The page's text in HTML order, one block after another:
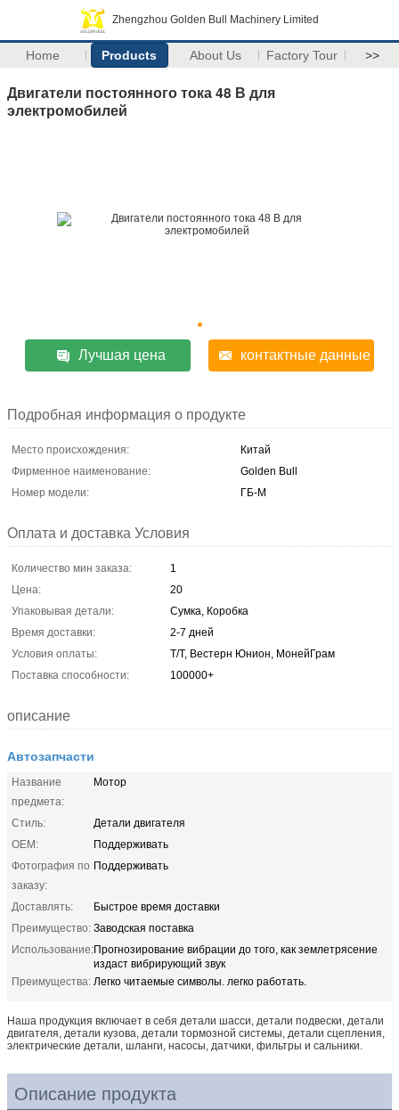
Zhengzhou Golden Bull Machinery Limited
Home Products About Us Factory Tour >>
Двигатели постоянного тока 48 В для
электромобилей
Лучшая цена контактные данные
Подробная информация о продукте
Место происхождения:
Китай
Фирменное наименование:
Golden Bull
Номер модели:
ГБ-М
Оплата и доставка Условия
Количество мин заказа:
1
Цена:
20
Упаковывая детали:
Сумка, Коробка
Время доставки:
2-7 дней
Условия оплаты:
Т/Т, Вестерн Юнион, МонейГрам
Поставка способности:
100000+
описание
Автозапчасти
Название
предмета:
Мотор
Стиль:
Детали двигателя
OEM:
Поддерживать
Фотография по
заказу:
Поддерживать
Доставлять:
Быстрое время доставки
Преимущество: Заводская поставка
Использование:Прогнозирование вибрации до того, как землетрясение
издаст вибрирующий звук
Преимущества: Легко читаемые символы. легко работать.
Наша продукция включает в себя детали шасси, детали подвески, детали
двигателя, детали кузова, детали тормозной системы, детали сцепления,
электрические детали, шланги, насосы, датчики, фильтры и сальники.
Описание продукта